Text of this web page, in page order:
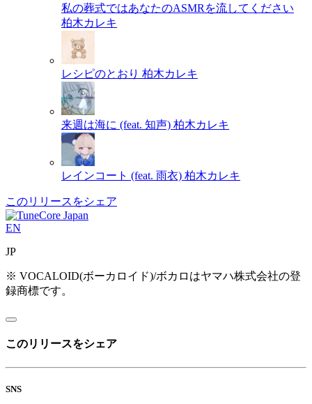
私の葬式ではあなたのASMRを流してください
柏木カレキ
レシピのとおり 柏木カレキ
来週は海に (feat. 知声) 柏木カレキ
レインコート (feat. 雨衣) 柏木カレキ
このリリースをシェア
EN
JP
※ VOCALOID(ボーカロイド)/ボカロはヤマハ株式会社の登
録商標です。
このリリースをシェア
SNS